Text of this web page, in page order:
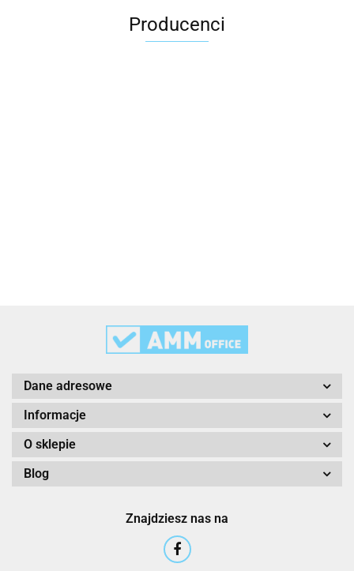
Producenci
Dane adresowe
Informacje
O sklepie
Blog
Znajdziesz nas na